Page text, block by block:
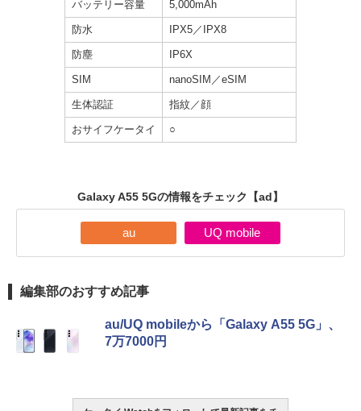
バッテリー容量 5,000mAh
防水 IPX5／IPX8
防塵 IP6X
SIM nanoSIM／eSIM
生体認証 指紋／顔
おサイフケータイ ○
Galaxy A55 5Gの情報をチェック 【ad】
au UQ mobile
編集部のおすすめ記事
au/UQ mobileから「Galaxy A55 5G」、
7万7000円